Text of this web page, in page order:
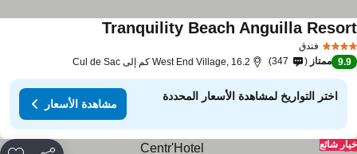
فندق
Tranquility Beach Anguilla
9.9 ممتاز 347 West End Village, 16.2 كم إلى Cul de Sac
اختر التواريخ لمشاهدة الأسعار المحددة
مشاهدة الأسعار
شائع